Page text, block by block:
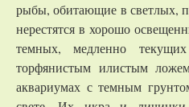
рыбы, обитающие в светлых,
нерестятся в хорошо
темных, медленно
торфянистым илистым
аквариумах с темным